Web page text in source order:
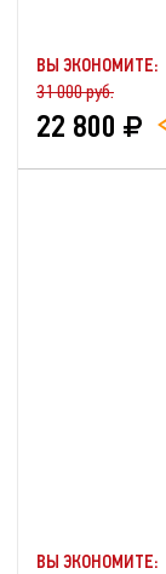
ВЫ ЭКОНОМИТЕ:
31 000 руб.
22 800
ВЫ ЭКОНОМИТЕ: